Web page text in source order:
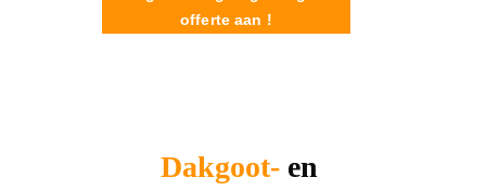
offerte aan !
Dakgoot- en